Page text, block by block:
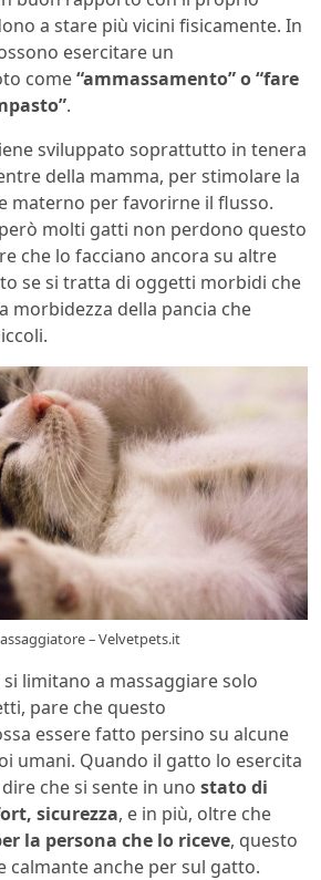
a stare più vicini fisicamente. In
esercitare un
come“ammassamento” o “fare
.
sviluppato soprattutto in tenera
della mamma, per stimolare la
materno per favorirne il flusso.
molti gatti non perdono questo
che lo facciano ancora su altre
se si tratta di oggetti morbidi che
morbidezza della pancia che
– Velvetpets.it
limitano a massaggiare solo
pare che questo
essere fatto persino su alcune
umani. Quando il gatto lo esercita
che si sente in uno stato di
sicurezza, e in più, oltre che
la persona che lo riceve, questo
calmante anche per sul gatto.